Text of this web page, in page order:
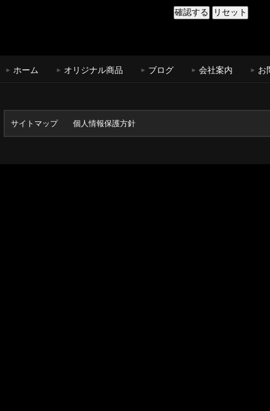
ホーム オリジナル商品 ブログ 会社案内 お
サイトマップ 個人情報保護方針